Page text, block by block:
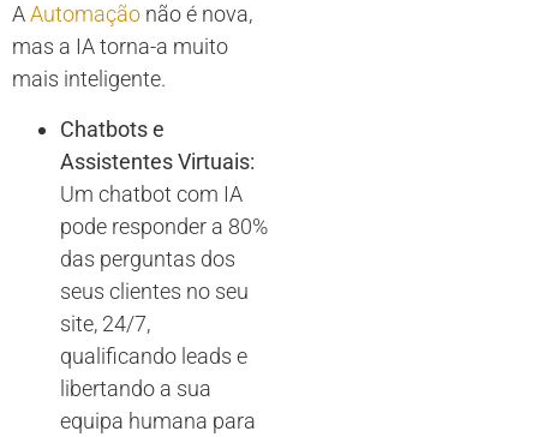
AAutomação não é nova,
mas a IA torna-a muito
mais inteligente.
Chatbots e
Assistentes Virtuais:
Um chatbot com IA
pode responder a 80%
das perguntas dos
seus clientes no seu
site, 24/7,
qualificando leads e
libertando a sua
equipa humana para